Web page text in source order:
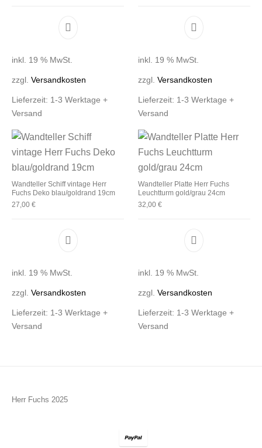
inkl. 19 % MwSt.
zzgl.Versandkosten
Lieferzeit: 1-3 Werktage +
Versand
inkl. 19 % MwSt.
zzgl. Versandkosten
Lieferzeit: 1-3 Werktage +
Versand
Wandteller Schiff vintage Herr
Fuchs Deko blau/goldrand 19cm
27,00€
inkl. 19 % MwSt.
zzgl.Versandkosten
Lieferzeit: 1-3 Werktage +
Versand
Wandteller Platte Herr Fuchs
Leuchtturm gold/grau 24cm
32,00 €
inkl. 19 % MwSt.
zzgl. Versandkosten
Lieferzeit: 1-3 Werktage +
Versand
Herr Fuchs 2025